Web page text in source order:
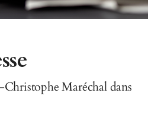
Maréchal dans